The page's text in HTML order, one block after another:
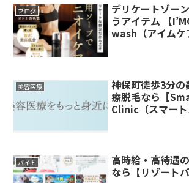
ブログ
デリケートゾー
うアイテム 【
wash（アイムケ
美容医療
神保町徒歩3分
療脱毛なら【
Clinic（スマー
バイト
高時給・高待遇
なら【リゾート